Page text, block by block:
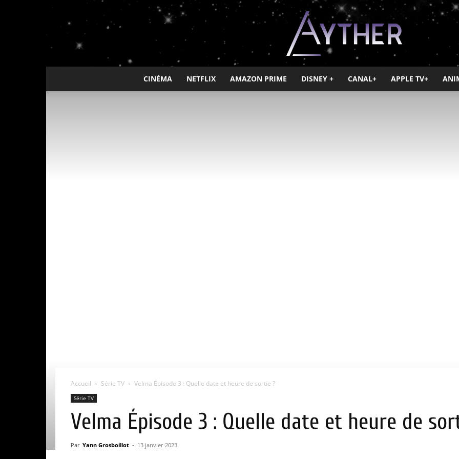
Ayther
CINÉMA NETFLIX AMAZON PRIME DISNEY + CANAL+ APPLE TV+
Accueil Série TV Velma Épisode 3 : Quelle date et heure de sortie ?
Série TV
Velma Épisode 3 : Quelle date et heure de
Par Yann Grosboillot - 13 janvier 2023